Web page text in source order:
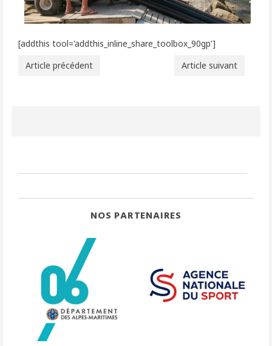
[addthis tool='addthis_inline_share_toolbox_90gp']
Article précédent
Article suivant
NOS PARTENAIRES